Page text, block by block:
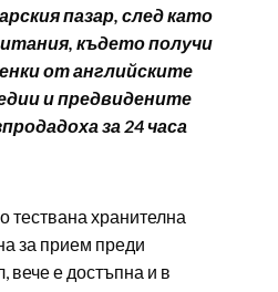
пазар, след като
където получи
от английските
и предвидените
за 24 часа
тествана хранителна
за прием преди
вече е достъпна и в